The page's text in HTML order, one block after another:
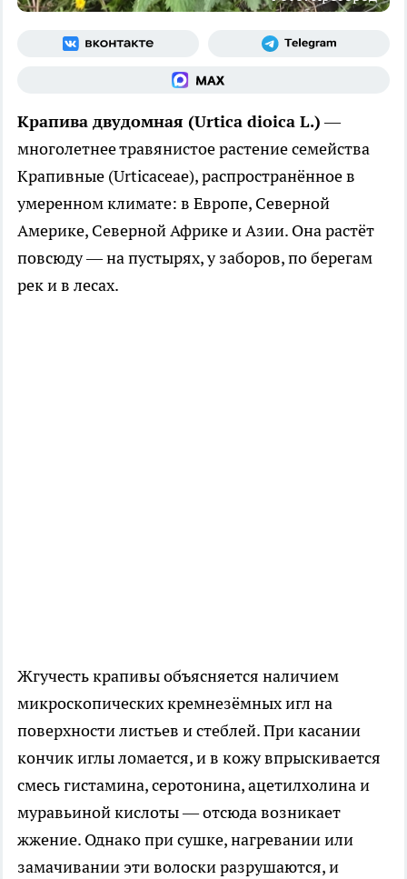
Крапива двудомная (Urtica dioica L.)—
многолетнее травянистое растение семейства
Крапивные (Urticaceae), распространённое в
умеренном климате: в Европе, Северной
Америке, Северной Африке и Азии. Она растёт
повсюду — на пустырях, у заборов, по берегам
рек и в лесах.
Жгучесть крапивы объясняется наличием
микроскопических кремнезёмных игл на
поверхности листьев и стеблей. При касании
кончик иглы ломается, и в кожу впрыскивается
смесь гистамина, серотонина, ацетилхолина и
муравьиной кислоты — отсюда возникает
жжение. Однако при сушке, нагревании или
замачивании эти волоски разрушаются, и